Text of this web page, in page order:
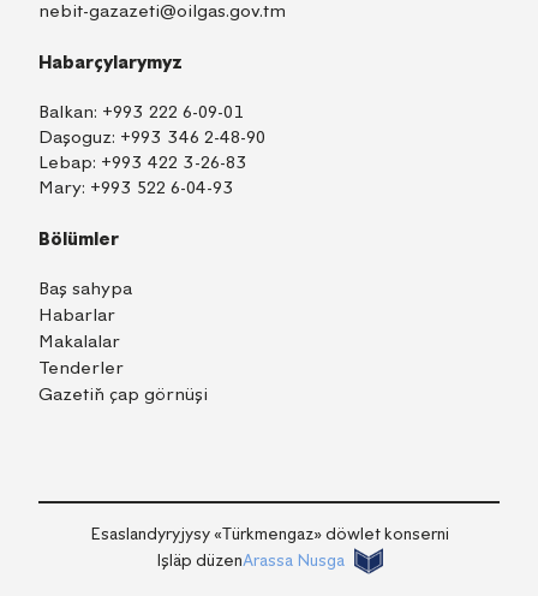
nebit-gazazeti@oilgas.gov.tm
Habarçylarymyz
Balkan: +993 222 6-09-01
Daşoguz: +993 346 2-48-90
Lebap: +993 422 3-26-83
Mary: +993 522 6-04-93
Bölümler
Baş sahypa
Habarlar
Makalalar
Tenderler
Gazetiň çap görnüşi
Esaslandyryjysy «Тürkmengaz» döwlet konserni
Işläp düzenArassa Nusga